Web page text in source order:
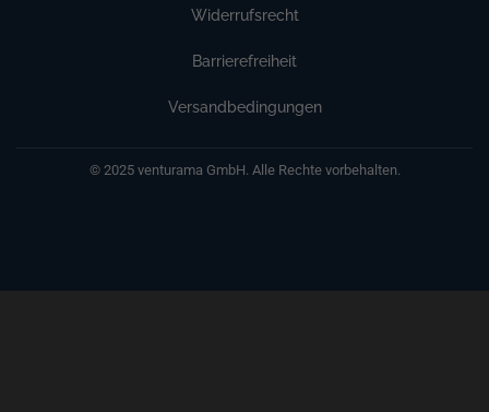
Widerrufsrecht
Barrierefreiheit
Versandbedingungen
© 2025 venturama GmbH. Alle Rechte vorbehalten.